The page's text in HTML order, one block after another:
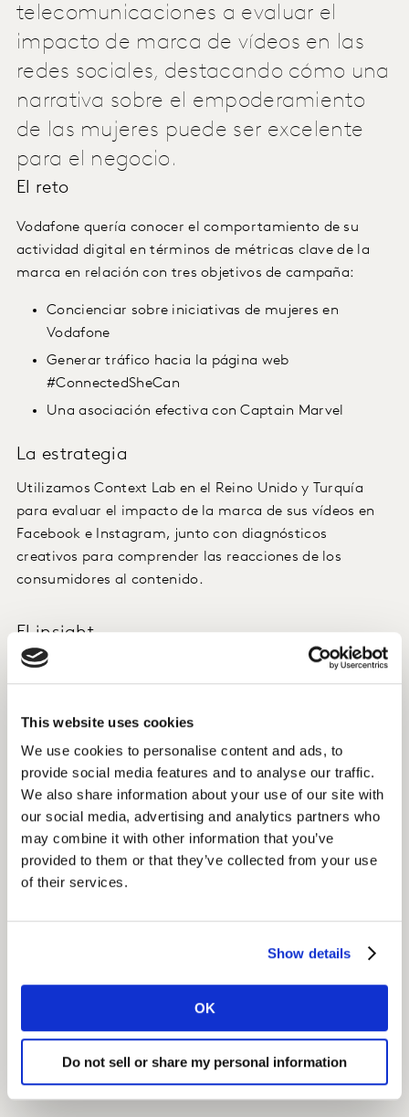
This website uses cookies
We use cookies to personalise content and ads, to
provide social media features and to analyse our traffic.
We also share information about your use of our site with
our social media, advertising and analytics partners who
may combine it with other information that you’ve
provided to them or that they’ve collected from your use
of their services.
Show details
OK
Do not sell or share my personal information
telecomunicaciones a evaluar el
impacto de marca de vídeos en las
redes sociales, destacando cómo una
narrativa sobre el empoderamiento
de las mujeres puede ser excelente
para el negocio.
El reto
Vodafone quería conocer el comportamiento de su
actividad digital en términos de métricas clave de la
marca en relación con tres objetivos de campaña:
Concienciar sobre iniciativas de mujeres en
Vodafone
Generar tráfico hacia la página web
#ConnectedSheCan
Una asociación efectiva con Captain Marvel
La estrategia
Utilizamos Context Lab en el Reino Unido y Turquía
para evaluar el impacto de la marca de sus vídeos en
Facebook e Instagram, junto con diagnósticos
creativos para comprender las reacciones de los
consumidores al contenido.
El insight
Como reflejo del éxito de la asociación con Captain
iniciativas de las mujeres en Vodafone. Las redes
sociales en las que se difundieron las piezas creativas
(Facebook e Instagram) fueron una buena elección
para que la campaña tenga el impacto deseado en el
público objetivo.
primeras evidencias de que la asociación con Marvel y
la narrativa sobre el empoderamiento de las mujeres
no solo era bueno para los consumidores, sino también
para el negocio. Ahora el cliente está utilizando
contenidos en el espacio digital.